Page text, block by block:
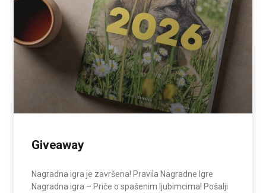
Giveaway
Nagradna igra je završena! Pravila Nagradne Igre
Nagradna igra – Priče o spašenim ljubimcima! Pošalji